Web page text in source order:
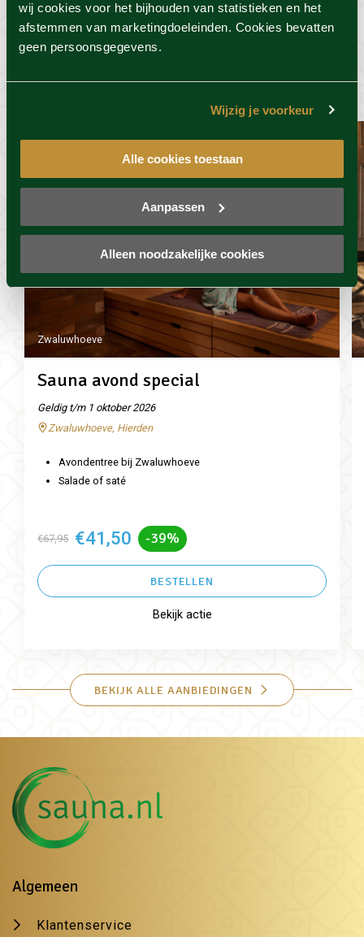
wij cookies voor het bijhouden van statistieken en het
afstemmen van marketingdoeleinden. Cookies bevatten
geen persoonsgegevens.
Wijzig je voorkeur
Alle cookies toestaan
Aanpassen
Alleen noodzakelijke cookies
Dit vind je misschien ook
wel leuk
Zwaluwhoeve
Sauna avond special
Geldig t/m 1 oktober 2026
Zwaluwhoeve, Hierden
Avondentree bij Zwaluwhoeve
Salade of saté
€67,95 €41,50 -39%
BESTELLEN
Bekijk actie
BEKIJK ALLE AANBIEDINGEN
Algemeen
Klantenservice